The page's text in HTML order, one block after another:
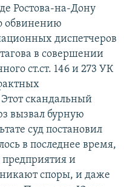
Ростова-на-Дону
обвинению
диспетчеров
в совершении
ст.ст. 146 и 273 УК
скандальный
вызвал бурную
суд постановил
в последнее время,
и
споры, и даже